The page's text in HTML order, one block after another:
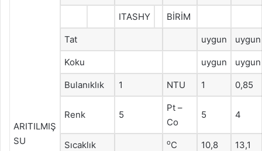
ARITILMIŞ
SU
ITASHY BİRİM
Tat uygun uygun
Koku uygun uygun
Bulanıklık 1 NTU 1 0,85
Renk 5
Pt –
Co
5 4
Sıcaklık oC 10,8 13,1